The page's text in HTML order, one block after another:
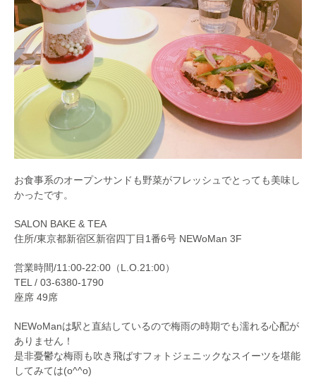
お食事系のオープンサンドも野菜がフレッシュでとっても美味し
かったです。
SALON BAKE & TEA
住所/東京都新宿区新宿四丁目1番6号 NEWoMan 3F
営業時間/11:00-22:00（L.O.21:00）
TEL / 03-6380-1790
座席 49席
NEWoManは駅と直結しているので梅雨の時期でも濡れる心配が
ありません！
是非憂鬱な梅雨も吹き飛ばすフォトジェニックなスイーツを堪能
してみては(o^^o)